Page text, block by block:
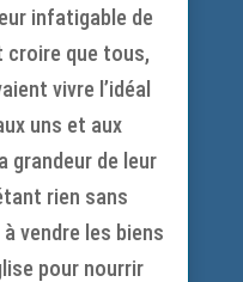
infatigable de
croire que tous,
vivre l’idéal
uns et aux
grandeur de leur
rien sans
à vendre les biens
pour nourrir